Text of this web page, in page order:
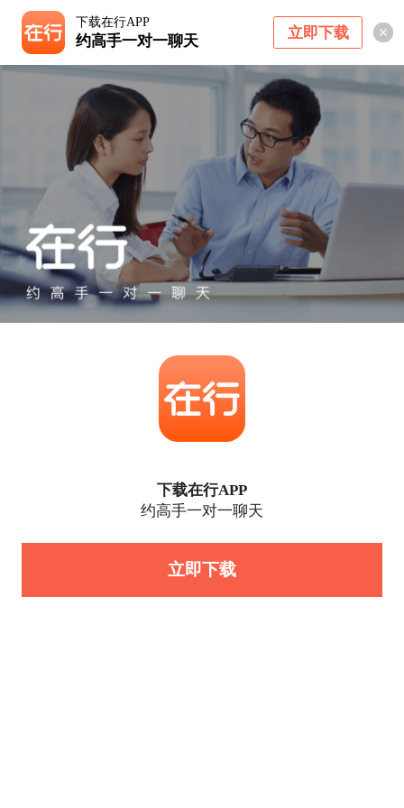
下载在行APP
约高手一对一聊天 立即下载
下载在行APP
约高手一对一聊天
立即下载